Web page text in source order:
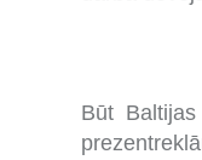
Būt